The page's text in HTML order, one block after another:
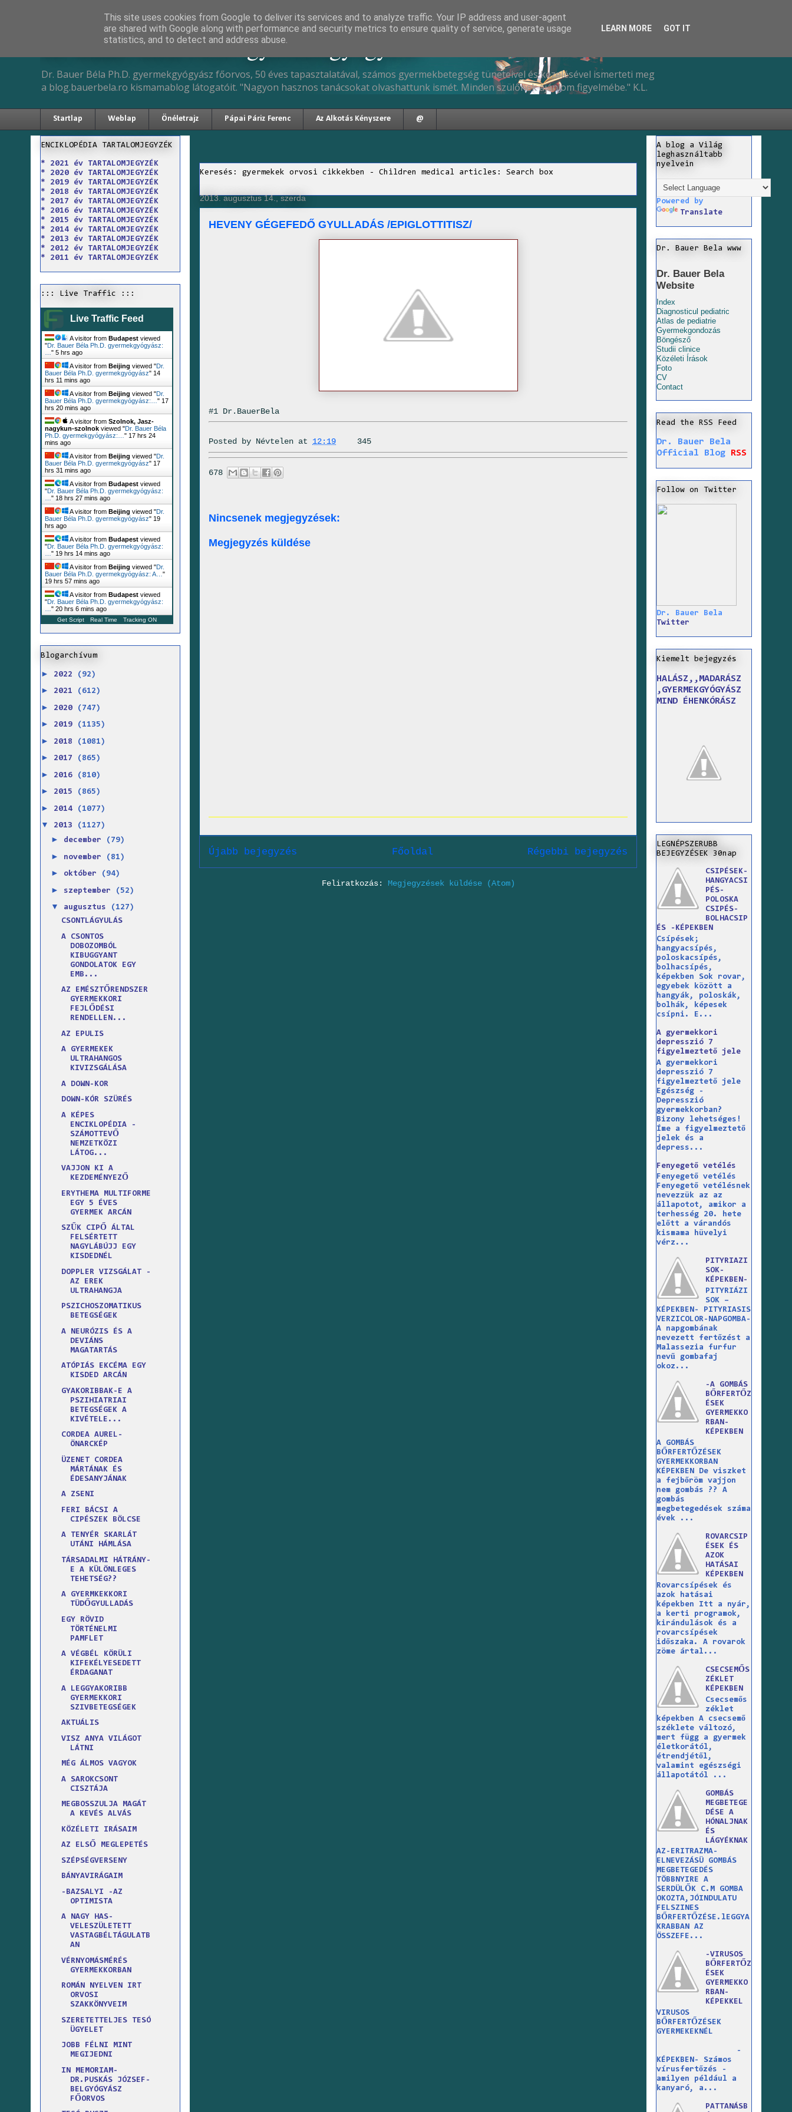
Dr. Bauer Béla Ph.D. gyermekgyógyász
Dr. Bauer Béla Ph.D. gyermekgyógyász főorvos, 50 éves tapasztalatával, számos gyermekbetegség tüneteivel és kezelésével ismerteti meg
a blog.bauerbela.ro kismamablog látogatóit. "Nagyon hasznos tanácsokat olvashattunk ismét. Minden szülőnek ajánlom figyelmébe." K.L.
Startlap Weblap Önéletrajz Pápai Páriz Ferenc Az Alkotás Kényszere @
Keresés: gyermekek orvosi cikkekben - Children medical articles: Search box
2013. augusztus 14., szerda
HEVENY GÉGEFEDŐ GYULLADÁS /EPIGLOTTITISZ/
#1 Dr.BauerBela
Posted by Névtelen at 12:19 345
678
Nincsenek megjegyzések:
Megjegyzés küldése
Újabb bejegyzés Régebbi bejegyzés
Főoldal
Feliratkozás: Megjegyzések küldése (Atom)
ENCIKLOPÉDIA TARTALOMJEGYZÉK
* 2021 év TARTALOMJEGYZÉK
* 2020 év TARTALOMJEGYZÉK
* 2019 év TARTALOMJEGYZÉK
* 2018 év TARTALOMJEGYZÉK
* 2017 év TARTALOMJEGYZÉK
* 2016 év TARTALOMJEGYZÉK
* 2015 év TARTALOMJEGYZÉK
* 2014 év TARTALOMJEGYZÉK
* 2013 év TARTALOMJEGYZÉK
* 2012 év TARTALOMJEGYZÉK
* 2011 év TARTALOMJEGYZÉK
::: Live Traffic :::
Live Traffic Feed
A visitor from Budapest viewed
"Dr. Bauer Béla Ph.D. gyermekgyógyász:
" 5 hrs ago
A visitor from Beijing viewed "Dr.
Bauer Béla Ph.D. gyermekgyógyász" 14
hrs 11 mins ago
A visitor from Beijing viewed "Dr.
Bauer Béla Ph.D. gyermekgyógyász:… " 17
hrs 20 mins ago
A visitor from Szolnok, Jasz-
nagykun-szolnok viewed "Dr. Bauer Béla
Ph.D. gyermekgyógyász:… " 17 hrs 24
mins ago
A visitor from Beijing viewed "Dr.
Bauer Béla Ph.D. gyermekgyógyász" 17
hrs 31 mins ago
A visitor from Budapest viewed
"Dr. Bauer Béla Ph.D. gyermekgyógyász:
" 18 hrs 27 mins ago
A visitor from Beijing viewed "Dr.
Bauer Béla Ph.D. gyermekgyógyász" 19
hrs ago
A visitor from Budapest viewed
"Dr. Bauer Béla Ph.D. gyermekgyógyász:
" 19 hrs 14 mins ago
A visitor from Beijing viewed "Dr.
Bauer Béla Ph.D. gyermekgyógyász: A… "
19 hrs 57 mins ago
A visitor from Budapest viewed
"Dr. Bauer Béla Ph.D. gyermekgyógyász:
" 20 hrs 6 mins ago
Get Script Real Time Tracking ON
Blogarchívum
► 2022 (92)
► 2021 (612)
► 2020 (747)
► 2019 (1135)
► 2018 (1081)
► 2017 (865)
► 2016 (810)
► 2015 (865)
► 2014 (1077)
▼ 2013 (1127)
► december (79)
► november (81)
► október (94)
► szeptember (52)
▼ augusztus
(127)
CSONTLÁGYULÁS
A CSONTOS
DOBOZOMBÓL
KIBUGGYANT
GONDOLATOK EGY
EMB...
AZ EMÉSZTŐRENDSZER
GYERMEKKORI
FEJLŐDÉSI
RENDELLEN...
AZ EPULIS
A GYERMEKEK
ULTRAHANGOS
KIVIZSGÁLÁSA
A DOWN-KOR
DOWN-KÓR SZÜRÉS
A KÉPES
ENCIKLOPÉDIA -
SZÁMOTTEVŐ
NEMZETKÖZI
LÁTOG...
VAJJON KI A
KEZDEMÉNYEZŐ
ERYTHEMA MULTIFORME
EGY 5 ÉVES
GYERMEK ARCÁN
SZŰK CIPŐ ÁLTAL
FELSÉRTETT
NAGYLÁBÚJJ EGY
KISDEDNÉL
DOPPLER VIZSGÁLAT -
AZ EREK
ULTRAHANGJA
PSZICHOSZOMATIKUS
BETEGSÉGEK
A NEURÓZIS ÉS A
DEVIÁNS
MAGATARTÁS
ATÓPIÁS EKCÉMA EGY
KISDED ARCÁN
GYAKORIBBAK-E A
PSZIHIATRIAI
BETEGSÉGEK A
KIVÉTELE...
CORDEA AUREL-
ÖNARCKÉP
ÜZENET CORDEA
MÁRTÁNAK ÉS
ÉDESANYJÁNAK
A ZSENI
FERI BÁCSI A
CIPÉSZEK BÖLCSE
A TENYÉR SKARLÁT
UTÁNI HÁMLÁSA
TÁRSADALMI HÁTRÁNY-
E A KÜLÖNLEGES
TEHETSÉG??
A GYERMKEKKORI
TÜDŐGYULLADÁS
EGY RÖVID
TÖRTÉNELMI
PAMFLET
A VÉGBÉL KÖRÜLI
KIFEKÉLYESEDETT
ÉRDAGANAT
A LEGGYAKORIBB
GYERMEKKORI
SZIVBETEGSÉGEK
AKTUÁLIS
VISZ ANYA VILÁGOT
LÁTNI
MÉG ÁLMOS VAGYOK
A SAROKCSONT
CISZTÁJA
MEGBOSSZULJA MAGÁT
A KEVÉS ALVÁS
KÖZÉLETI IRÁSAIM
AZ ELSŐ MEGLEPETÉS
SZÉPSÉGVERSENY
BÁNYAVIRÁGAIM
-BAZSALYI -AZ
OPTIMISTA
A NAGY HAS-
VELESZÜLETETT
VASTAGBÉLTÁGULATB
AN
VÉRNYOMÁSMÉRÉS
GYERMEKKORBAN
ROMÁN NYELVEN IRT
ORVOSI
SZAKKÖNYVEIM
SZERETETTELJES TESÓ
ÜGYELET
JOBB FÉLNI MINT
MEGIJEDNI
IN MEMORIAM-
DR.PUSKÁS JÓZSEF-
BELGYÓGYÁSZ
FŐORVOS
A blog a Világ
leghasználtabb
nyelvein
Powered by
Translate
Dr. Bauer Bela www
Dr. Bauer Bela
Website
Index
Diagnosticul pediatric
Atlas de pediatrie
Gyermekgondozás
Böngésző
Studii clinice
Közéleti Írások
Foto
CV
Contact
Read the RSS Feed
Dr. Bauer Bela
Official Blog
RSS
Follow on Twitter
Dr. Bauer Bela
Twitter
Kiemelt bejegyzés
HALÁSZ,,MADARÁSZ
,GYERMEKGYÓGYÁSZ
MIND ÉHENKÓRÁSZ
LEGNÉPSZERUBB
BEJEGYZÉSEK 30nap
CSIPÉSEK-
HANGYACSI
PÉS-
POLOSKA
CSIPÉS-
BOLHACSIP
ÉS -KÉPEKBEN
Csípések;
hangyacsípés,
poloskacsípés,
bolhacsípés,
képekben Sok rovar,
egyebek között a
hangyák, poloskák,
bolhák, képesek
csípni. E...
A gyermekkori
depresszió 7
figyelmeztető jele
A gyermekkori
depresszió 7
figyelmeztető jele
Egészség -
Depresszió
gyermekkorban?
Bizony lehetséges!
Íme a figyelmeztető
jelek és a
depress...
Fenyegető vetélés
Fenyegető vetélés
Fenyegető vetélésnek
nevezzük az az
állapotot, amikor a
terhesség 20. hete
előtt a várandós
kismama hüvelyi
vérz...
PITYRIAZI
SOK-
KÉPEKBEN-
PITYRIÁZI
SOK –
KÉPEKBEN- PITYRIASIS
VERZICOLOR-NAPGOMBA-
A napgombának
nevezett fertőzést a
Malassezia furfur
nevű gombafaj
okoz...
-A GOMBÁS
BŐRFERTŐZ
ÉSEK
GYERMEKKO
RBAN-
KÉPEKBEN
A GOMBÁS
BŐRFERTŐZÉSEK
GYERMEKKORBAN
KÉPEKBEN De viszket
a fejbőröm vajjon
nem gombás ?? A
gombás
megbetegedések száma
évek ...
ROVARCSIP
ÉSEK ÉS
AZOK
HATÁSAI
KÉPEKBEN
Rovarcsípések és
azok hatásai
képekben Itt a nyár,
a kerti programok,
kirándulások és a
rovarcsípések
időszaka. A rovarok
zöme ártal...
CSECSEMŐS
ZÉKLET
KÉPEKBEN
Csecsemős
zéklet
képekben A csecsemő
széklete változó,
mert függ a gyermek
életkorától,
étrendjétől,
valamint egészségi
állapotától ...
GOMBÁS
MEGBETEGE
DÉSE A
HÓNALJNAK
ÉS
LÁGYÉKNAK
AZ-ERITRAZMA-
ELNEVEZÁSÜ GOMBÁS
MEGBETEGEDÉS
TÖBBNYIRE A
SERDÜLŐK C.M GOMBA
OKOZTA,JÓINDULATU
FELSZINES
BŐRFERTŐZÉSE.lEGGYA
KRABBAN AZ
ÖSSZEFE...
-VIRUSOS
BŐRFERTŐZ
ÉSEK
GYERMEKKO
RBAN-
KÉPEKKEL
VIRUSOS
BŐRFERTŐZÉSEK
GYERMEKEKNÉL
-
KÉPEKBEN- Számos
vírusfertőzés -
amilyen például a
kanyaró, a...
PATTANÁSB
This site uses cookies from Google to deliver its services and to analyze traffic. Your IP address and user-agent
are shared with Google along with performance and security metrics to ensure quality of service, generate usage
statistics, and to detect and address abuse.
LEARN MORE GOT IT